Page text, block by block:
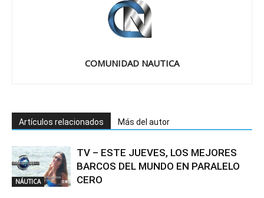
COMUNIDAD NAUTICA
Artículos relacionados Más del autor
NÁUTICA
TV – ESTE JUEVES, LOS MEJORES
BARCOS DEL MUNDO EN PARALELO
CERO